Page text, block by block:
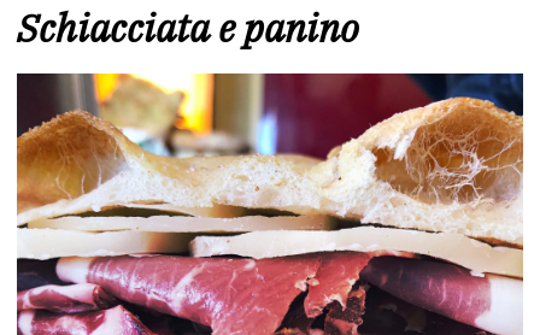
Schiacciata e panino